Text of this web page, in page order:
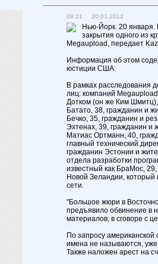
09:21 20.01.2012
Нью-Йорк. 20 января.
закрытия одного из
Megaupload, передает
Информация об этом
юстиции США.
В рамках расследования
лиц: компаний
Дотком (он же Ким
Батато, 38, гражданин и
Бечко, 35, гражданин и
Эхтенах, 39, гражданин и
Матиас Ортманн, 40,
главный технический
гражданин Эстонии и
отдела разработки
известный как БраМос,
Новой Зеландии, который
сети.
"Большое жюри в
предъявило обвинение в
материалов, в сговоре с
По запросу
имена не называются,
Также наложен арест на